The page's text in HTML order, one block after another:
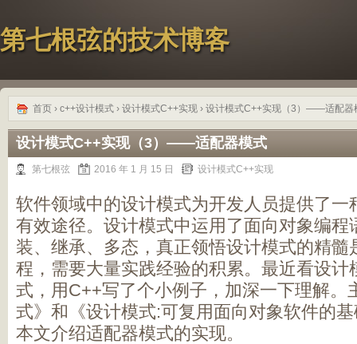
第七根弦的技术博客
首页 › c++设计模式 › 设计模式C++实现 › 设计模式C++实现（3）——适配器
设计模式C++实现（3）——适配器模式
第七根弦 2016 年 1 月 15 日 设计模式C++实现
软件领域中的设计模式为开发人员提供了一
有效途径。设计模式中运用了面向对象编程
装、继承、多态，真正领悟设计模式的精髓
程，需要大量实践经验的积累。最近看设计
式，用C++写了个小例子，加深一下理解。
式》和《设计模式:可复用面向对象软件的
本文介绍适配器模式的实现。